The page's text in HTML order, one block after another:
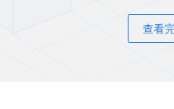
查看